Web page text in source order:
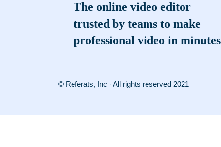
The online video editor
trusted by teams to make
professional video in minutes
© Referats, Inc · All rights reserved 2021